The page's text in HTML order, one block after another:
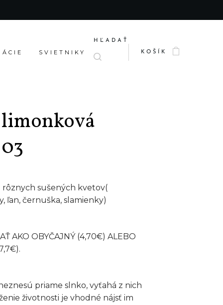
SVIETNIKY
HĽADAŤ
KOŠÍK
limonková
rôznych sušených kvetov(
ľan, černuška, slamienky)
AKO OBYČAJNÝ (4,70€) ALEBO
priame slnko, vyťahá z nich
životnosti je vhodné nájsť im